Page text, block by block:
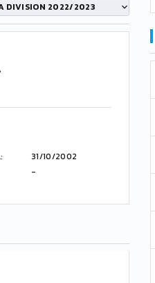
DIVISION 2022/2023
31/10/2002
-